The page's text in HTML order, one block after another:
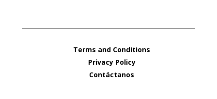
Terms and Conditions
Privacy Policy
Contáctanos